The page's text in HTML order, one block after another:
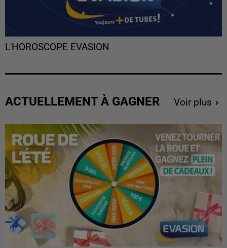
L'HOROSCOPE EVASION
ACTUELLEMENT À GAGNER Voir plus